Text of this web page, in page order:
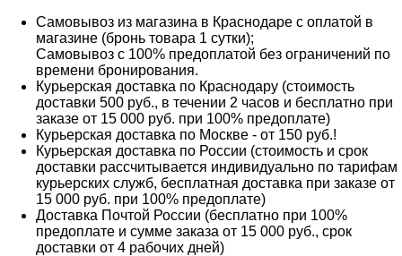
Самовывоз из магазина в Краснодаре с оплатой в
магазине (бронь товара 1 сутки);
Самовывоз с 100% предоплатой без ограничений по
времени бронирования.
Курьерская доставка по Краснодару (стоимость
доставки 500 руб., в течении 2 часов и бесплатно при
заказе от 15 000 руб. при 100% предоплате)
Курьерская доставка по Москве - от 150 руб.!
Курьерская доставка по России (стоимость и срок
доставки рассчитывается индивидуально по тарифам
курьерских служб, бесплатная доставка при заказе от
15 000 руб. при 100% предоплате)
Доставка Почтой России (бесплатно при 100%
предоплате и сумме заказа от 15 000 руб., срок
доставки от 4 рабочих дней)